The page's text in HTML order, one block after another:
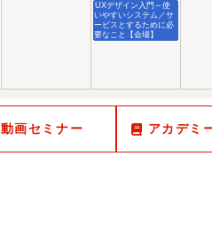
UXデザイン入門～使
いやすいシステム／サ
ービスとするために必
要なこと【会場】
動画セミナー アカデミ